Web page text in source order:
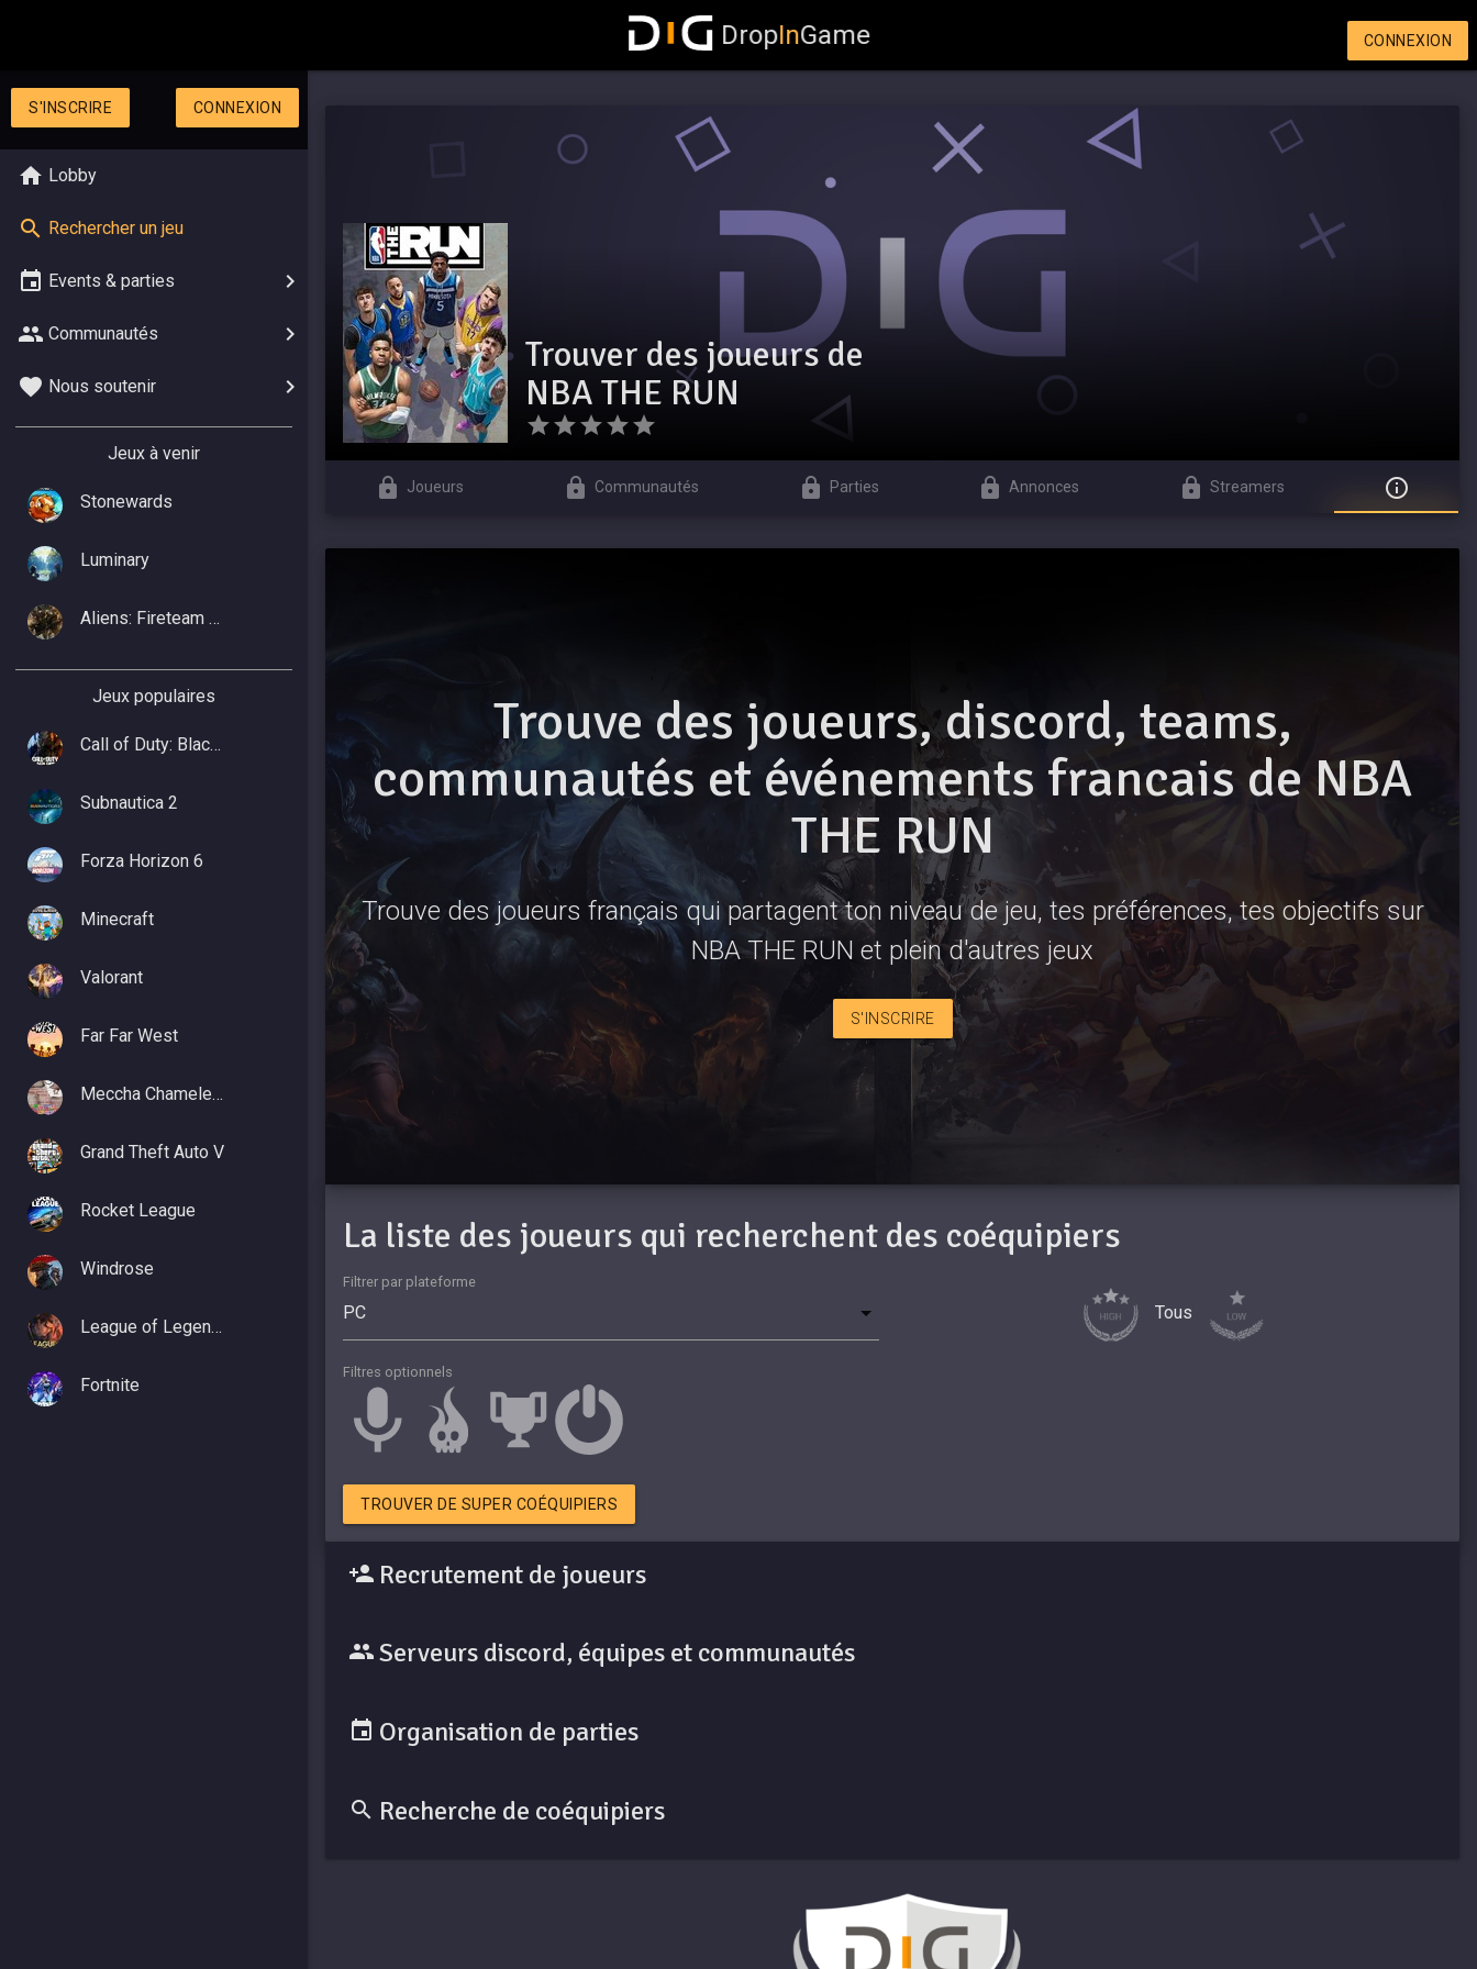
DropInGame CONNEXION
S'INSCRIRE CONNEXION
Lobby
Rechercher un jeu
Events & parties
Communautés
Nous soutenir
Jeux à venir
Stonewards
Luminary
Aliens: Fireteam Elite 2
Jeux populaires
Call of Duty: Black Ops 7
Subnautica 2
Forza Horizon 6
Minecraft
Valorant
Far Far West
Meccha Chameleon
Grand Theft Auto V
Rocket League
Windrose
League of Legends
Fortnite
Trouver des joueurs de
NBA THE RUN
Joueurs Communautés Parties Annonces Streamers
Trouve des joueurs, discord, teams,
communautés et événements francais de NBA
THE RUN
Trouve des joueurs français qui partagent ton niveau de jeu, tes préférences, tes objectifs sur
NBA THE RUN et plein d'autres jeux
S'INSCRIRE
La liste des joueurs qui recherchent des coéquipiers
Filtrer par plateforme
Filtres optionnels
Tous
TROUVER DE SUPER COÉQUIPIERS
Recrutement de joueurs
Serveurs discord, équipes et communautés
Organisation de parties
Recherche de coéquipiers